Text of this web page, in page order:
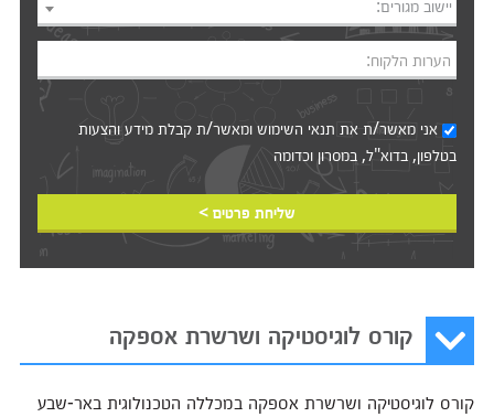
יישוב מגורים:
הערות הלקוח:
אני מאשר/ת את תנאי השימושומאשר/ת קבלת מידע והצעות
בטלפון, בדוא"ל, במסרון וכדומה‎‎
שליחת פרטים >
קורס לוגיסטיקה ושרשרת אספקה
קורס לוגיסטיקה ושרשרת אספקה במכללה הטכנולוגית באר-שבע